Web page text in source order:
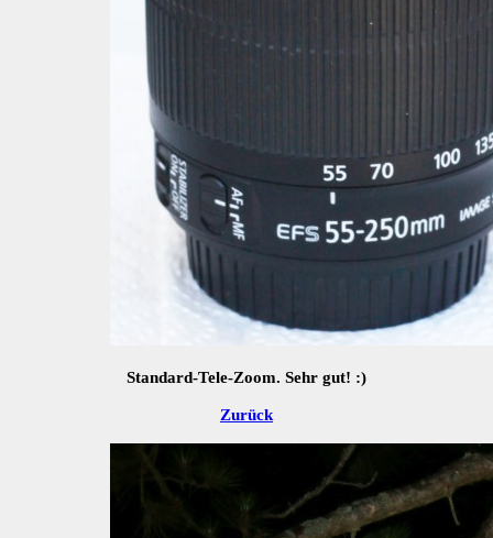
Standard-Tele-Zoom. Sehr gut! :)
Zurück